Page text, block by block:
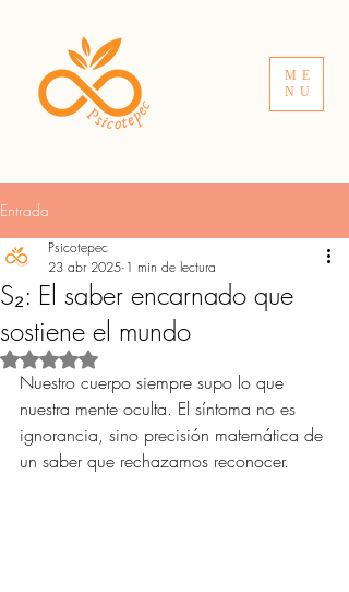
ME
NU
Entrada
S₂: El saber encarnado que
sostiene el mundo
Psicotepec
23 abr 2025 1 min de lectura
Obtuvo NaN de 5 estrellas.
Nuestro cuerpo siempre supo lo que
nuestra mente oculta. El síntoma no es
ignorancia, sino precisión matemática de
un saber que rechazamos reconocer.